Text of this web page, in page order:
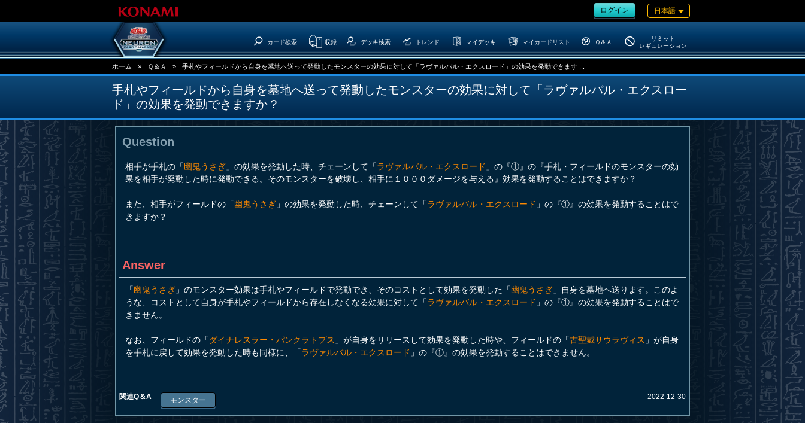
ログイン 日本語
カード検索 収録 デッキ検索 トレンド マイデッキ マイカードリスト Ｑ＆Ａ
リミット
レギュレーション
ホーム » Ｑ＆Ａ » 手札やフィールドから自身を墓地へ送って発動したモンスターの効果に対して「ラヴァルバル・エクスロード」の効果を発動できます ...
手札やフィールドから自身を墓地へ送って発動したモンスターの効果に対して「ラヴァルバル・エクスロー
ド」の効果を発動できますか？
Question
相手が手札の「幽鬼うさぎ 」の効果を発動した時、チェーンして「ラヴァルバル・エクスロード 」の『①』の『手札・フィールドのモンスターの効
果を相手が発動した時に発動できる。そのモンスターを破壊し、相手に１０００ダメージを与える』効果を発動することはできますか？
また、相手がフィールドの「幽鬼うさぎ 」の効果を発動した時、チェーンして「ラヴァルバル・エクスロード 」の『①』の効果を発動することはで
きますか？
Answer
「幽鬼うさぎ 」のモンスター効果は手札やフィールドで発動でき、そのコストとして効果を発動した「幽鬼うさぎ 」自身を墓地へ送ります。このよ
うな、コストとして自身が手札やフィールドから存在しなくなる効果に対して「ラヴァルバル・エクスロード 」の『①』の効果を発動することはで
きません。
なお、フィールドの「 ダイナレスラー・パンクラトプス 」が自身をリリースして効果を発動した時や、フィールドの「古聖戴サウラヴィス 」が自身
を手札に戻して効果を発動した時も同様に、「ラヴァルバル・エクスロード 」の『①』の効果を発動することはできません。
関連Q＆A モンスター 2022-12-30